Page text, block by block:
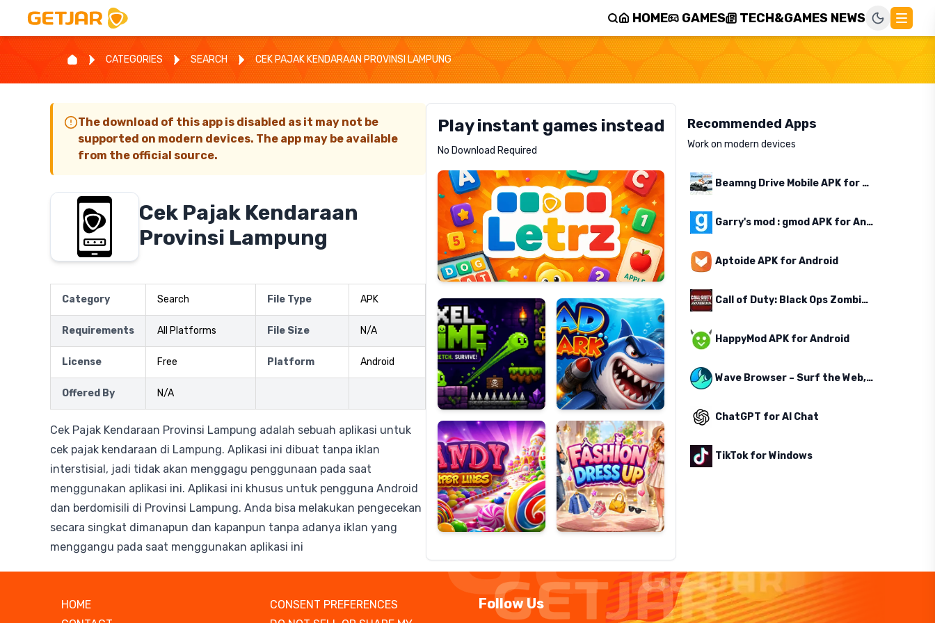
HOME GAMES TECH&GAMES NEWS
CATEGORIES SEARCH CEK PAJAK KENDARAAN PROVINSI LAMPUNG
The download of this app is disabled as it may not be
supported on modern devices. The app may be available
from the official source.
Cek Pajak Kendaraan
Provinsi Lampung
Category Search File Type APK
Requirements All Platforms File Size N/A
License Free Platform Android
Offered By N/A
Cek Pajak Kendaraan Provinsi Lampung adalah sebuah aplikasi untuk
cek pajak kendaraan di Lampung. Aplikasi ini dibuat tanpa iklan
interstisial, jadi tidak akan menggagu penggunaan pada saat
menggunakan aplikasi ini. Aplikasi ini khusus untuk pengguna Android
dan berdomisili di Provinsi Lampung. Anda bisa melakukan pengecekan
secara singkat dimanapun dan kapanpun tanpa adanya iklan yang
menggangu pada saat menggunakan aplikasi ini
Play instant games instead
No Download Required
Letrz
Pixel
Slime
Mad
Shark
Candy
Super
Lines
Fashion
Dress
Up
Recommended Apps
Work on modern devices
Beamng Drive Mobile APK for Android
Garry's mod : gmod APK for Android
Aptoide APK for Android
Call of Duty: Black Ops Zombies APK for Android
HappyMod APK for Android
Wave Browser – Surf the Web, Save the Ocean
ChatGPT for AI Chat
TikTok for Windows
HOME
CONSENT PREFERENCES
Follow Us